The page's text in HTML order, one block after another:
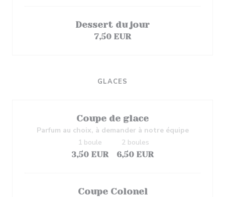
Dessert du jour
7,50 EUR
GLACES
Coupe de glace
Parfum au choix, à demander à notre équipe
3,50 EUR
1 boule
6,50 EUR
2 boules
Coupe Colonel